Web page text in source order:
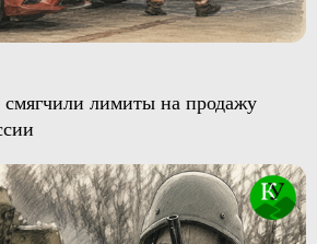
лимиты на продажу